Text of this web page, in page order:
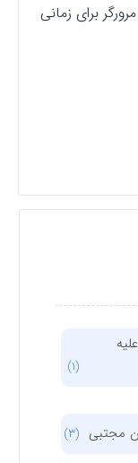
(3)
برای زمانی